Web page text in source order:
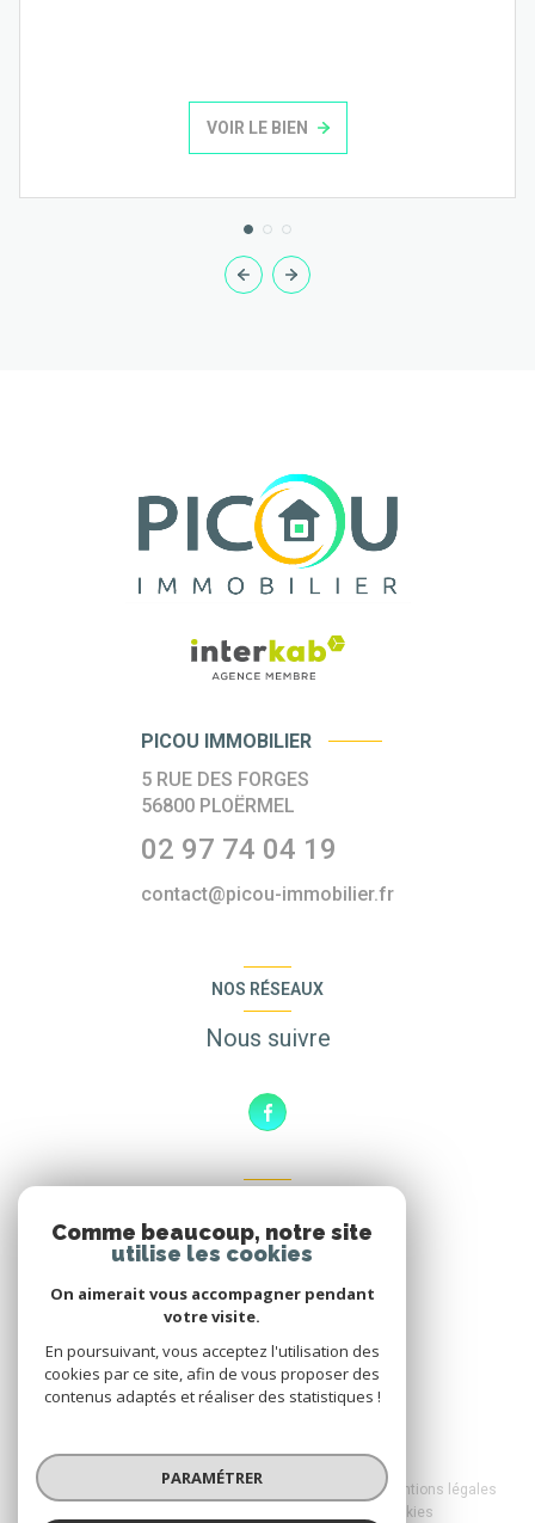
VOIR LE BIEN
PICOU IMMOBILIER
5 RUE DES FORGES
56800 PLOËRMEL
02 97 74 04 19
contact@picou-immobilier.fr
NOS RÉSEAUX
Nous suivre
Nous adhérons
© 2026 | Tous droits réservés
Nos honoraires
Nos partenaires
Mentions légales
Cookies
Comme beaucoup, notre site
utilise les cookies
On aimerait vous accompagner pendant
votre visite.
En poursuivant, vous acceptez l'utilisation des
cookies par ce site, afin de vous proposer des
contenus adaptés et réaliser des statistiques !
PARAMÉTRER